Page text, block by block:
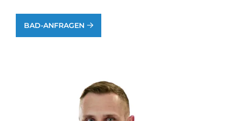
BAD-ANFRAGEN